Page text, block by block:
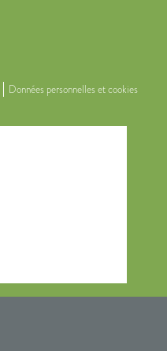
Données personnelles et cookies